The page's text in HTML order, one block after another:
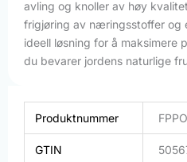
avling og knoller av høy
frigjøring av næringsstoffer og
ideell løsning for å maksimere
du bevarer jordens naturlige
Produktnummer
GTIN